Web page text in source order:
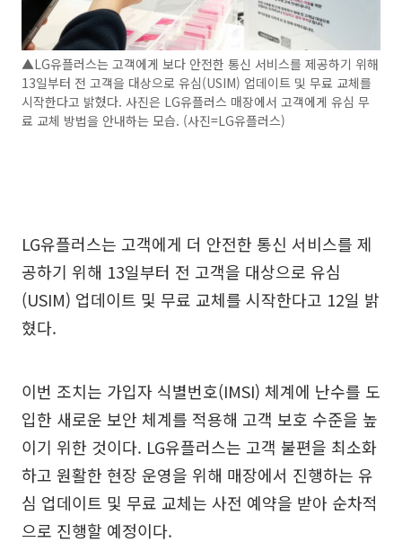
▲LG유플러스는 고객에게 보다 안전한 통신 서비스를 제공하기 위해
13일부터 전 고객을 대상으로 유심(USIM) 업데이트 및 무료 교체를
시작한다고 밝혔다. 사진은 LG유플러스 매장에서 고객에게 유심 무
료 교체 방법을 안내하는 모습. (사진=LG유플러스)
LG유플러스는 고객에게 더 안전한 통신 서비스를 제
공하기 위해 13일부터 전 고객을 대상으로 유심
(USIM) 업데이트 및 무료 교체를 시작한다고 12일 밝
혔다.
이번 조치는 가입자 식별번호(IMSI) 체계에 난수를 도
입한 새로운 보안 체계를 적용해 고객 보호 수준을 높
이기 위한 것이다. LG유플러스는 고객 불편을 최소화
하고 원활한 현장 운영을 위해 매장에서 진행하는 유
심 업데이트 및 무료 교체는 사전 예약을 받아 순차적
으로 진행할 예정이다.